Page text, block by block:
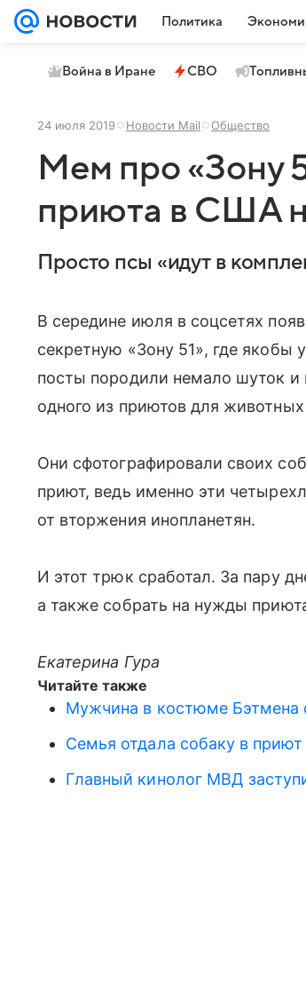
Политика
Война в Иране СВО
24 июля 2019 Новости Mail Общество
Мем про «Зону
приюта в США
Просто псы «идут в
В середине июля в соцсетях
секретную «Зону 51», где якобы
посты породили немало шуток и
одного из приютов для
Они сфотографировали своих
приют, ведь именно эти
от вторжения инопланетян.
И этот трюк сработал. За пару
а также собрать на нужды
Екатерина Гура
Читайте также
Мужчина в костюме Бэтмена
Семья отдала собаку в
Главный кинолог МВД